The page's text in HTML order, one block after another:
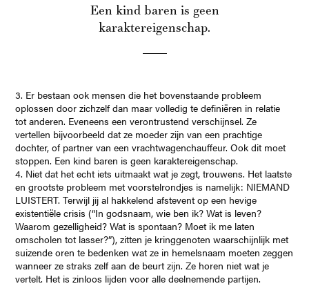
Een kind baren is geen
karaktereigenschap.
3. Er bestaan ook mensen die het bovenstaande probleem
oplossen door zichzelf dan maar volledig te definiëren in relatie
tot anderen. Eveneens een verontrustend verschijnsel. Ze
vertellen bijvoorbeeld dat ze moeder zijn van een prachtige
dochter, of partner van een vrachtwagenchauffeur. Ook dit moet
stoppen. Een kind baren is geen karaktereigenschap.
4. Niet dat het echt iets uitmaakt wat je zegt, trouwens. Het laatste
en grootste probleem met voorstelrondjes is namelijk: NIEMAND
LUISTERT. Terwijl jij al hakkelend afstevent op een hevige
existentiële crisis (“In godsnaam, wie ben ik? Wat is leven?
Waarom gezelligheid? Wat is spontaan? Moet ik me laten
omscholen tot lasser?”), zitten je kringgenoten waarschijnlijk met
suizende oren te bedenken wat ze in hemelsnaam moeten zeggen
wanneer ze straks zelf aan de beurt zijn. Ze horen niet wat je
vertelt. Het is zinloos lijden voor alle deelnemende partijen.